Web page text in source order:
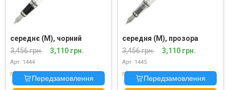
середнє (M), чорний
3,456 грн.
3,110 грн.
Арт. 1444
під замовлення
Передзамовлення
середня (M), прозора
3,456 грн.
3,110 грн.
Арт. 1445
під замовлення
Передзамовлення